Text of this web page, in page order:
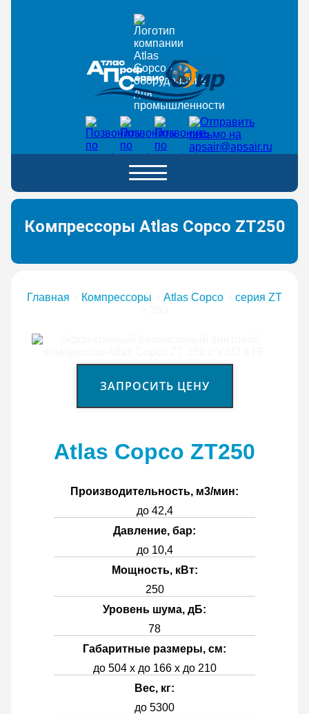
Компрессоры Atlas Copco ZT250
Главная Компрессоры Atlas Copco
серия ZT
ЗАПРОСИТЬ ЦЕНУ
Atlas Copco ZT250
Производительность, м3/мин:
до 42,4
Давление, бар:
до 10,4
Мощность, кВт:
250
Уровень шума, дБ:
78
Габаритные размеры, см:
до 504 x до 166 x до 210
Вес, кг:
до 5300